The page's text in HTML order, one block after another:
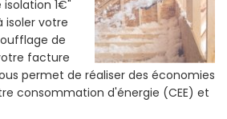
1€"
isoler votre
de
facture
permet de réaliser des économies
consommation d'énergie (CEE) et